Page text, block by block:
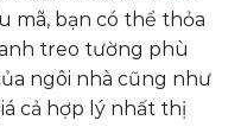
mã, bạn có thể thỏa
treo tường phù
ngôi nhà cũng như
cả hợp lý nhất thị